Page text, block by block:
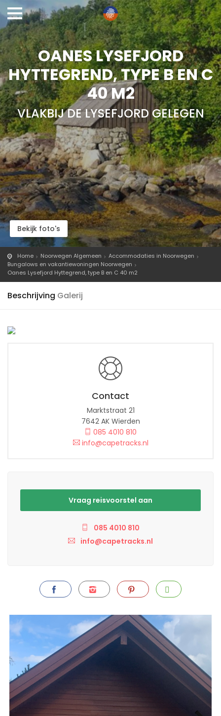
OANES LYSEFJORD
HYTTEGREND, TYPE B EN C
40 M2
VLAKBIJ DE LYSEFJORD GELEGEN
Bekijk foto's
Home Noorwegen Algemeen
Accommodaties in Noorwegen
Bungalows en vakantiewoningen Noorwegen
Oanes Lysefjord Hyttegrend, type B en C 40 m2
Beschrijving Galerij
Contact
Marktstraat 21
7642 AK Wierden
085 4010 810
info@capetracks.nl
Vraag reisvoorstel aan
085 4010 810
info@capetracks.nl